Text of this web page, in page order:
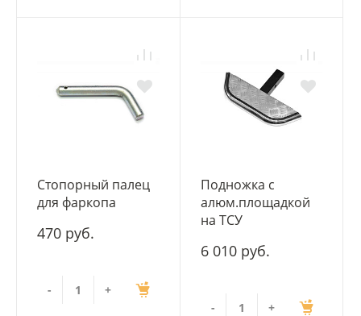
Стопорный палец
для фаркопа
470 руб.
- +
Подножка с
алюм.площадкой
на ТСУ
6 010 руб.
- +